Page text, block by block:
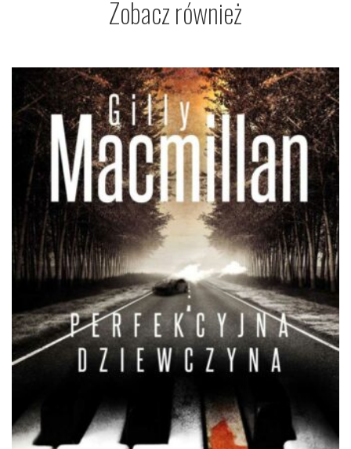
Zobacz również